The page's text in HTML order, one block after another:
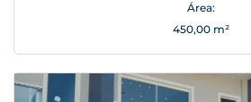
Área:
450,00 m²